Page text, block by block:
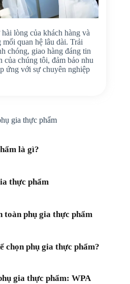
lòng của khách hàng và
quan hệ lâu dài. Trải
chóng, giao hàng đáng tin
của chúng tôi, đảm bảo nhu
ứng với sự chuyên nghiệp
gia thực phẩm
là gì?
thực phẩm
toàn phụ gia thực phẩm
chọn phụ gia thực phẩm?
gia thực phẩm: WPA